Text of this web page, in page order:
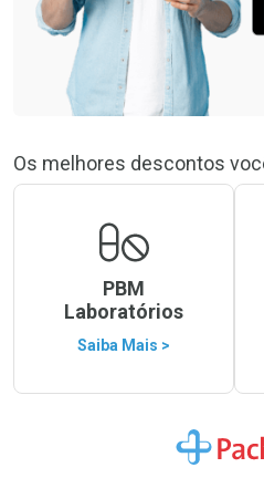
Os melhores descontos
PBM
Laboratórios
Saiba Mais >
Ir para a